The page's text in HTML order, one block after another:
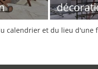
calendrier et du lieu d'une